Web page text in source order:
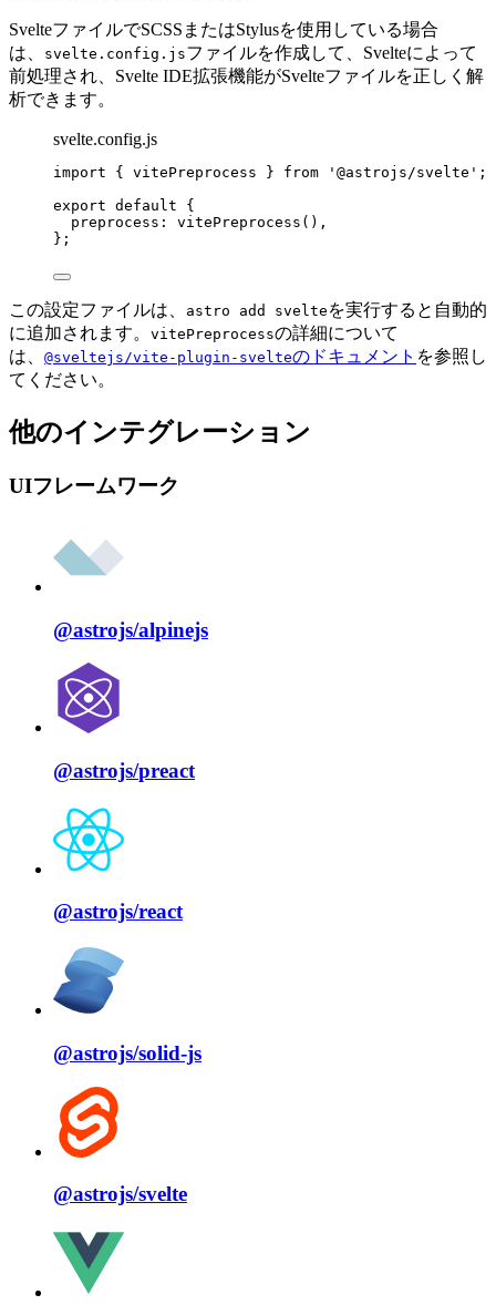
SvelteファイルでSCSSまたはStylusを使用している場合
は、
svelte.config.jsファイルを作成して、Svelteによって
前処理され、Svelte IDE拡張機能がSvelteファイルを正しく解
析できます。
svelte.config.js
import { vitePreprocess } from ' @astrojs/svelte ' ;
export default {
preprocess: vitePreprocess (),
};
この設定ファイルは、 astro add svelte を実行すると自動的
に追加されます。 vitePreprocessの詳細について
は、 @sveltejs/vite-plugin-svelteのドキュメント を参照し
てください。
他のインテグレーション
UIフレームワーク
@astrojs/alpinejs
@astrojs/preact
@astrojs/react
@astrojs/solid⁠-⁠js
@astrojs/svelte